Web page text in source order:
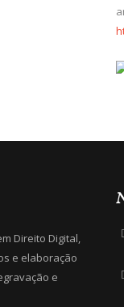
Direito Digital,
e elaboração
e